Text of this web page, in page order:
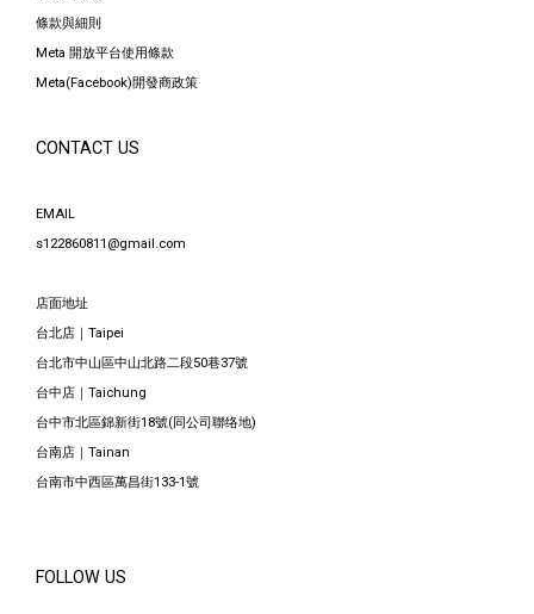
條款與細則
Meta 開放平台使用條款
Meta(Facebook)開發商政策
CONTACT US
EMAIL
s122860811@gmail.com
店面地址
台北店｜Taipei
台北市中山區中山北路二段50巷37號
台中店｜Taichung
台中市北區錦新街18號(同公司聯络地)
台南店｜Tainan
台南市中西區萬昌街133-1號
FOLLOW US